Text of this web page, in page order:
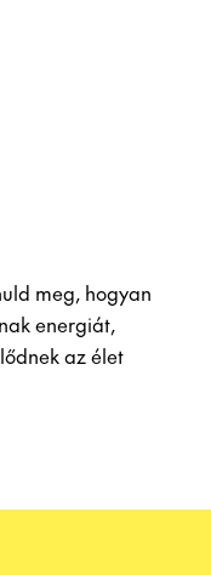
meg, hogyan
energiát,
az élet